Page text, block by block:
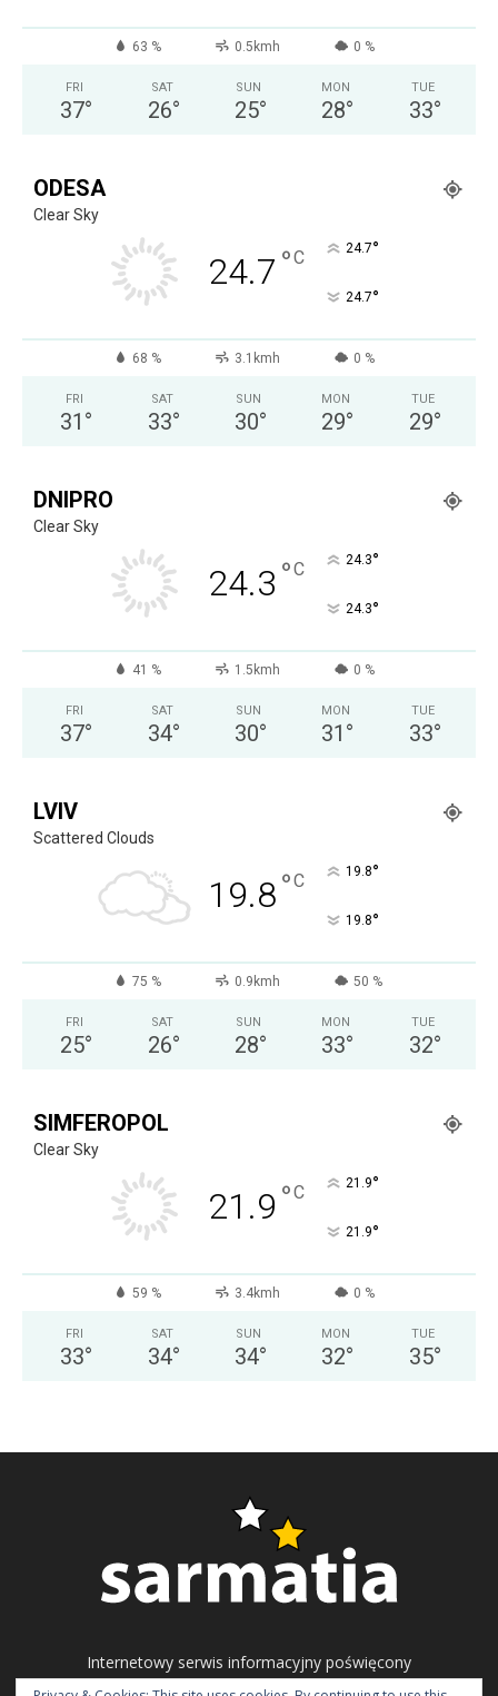
63 % 0.5kmh 0 %
FRI
37°
SAT
26°
SUN
25°
MON
28°
TUE
33°
ODESA
Clear Sky
24.7 °C 24.7°
24.7°
68 % 3.1kmh 0 %
FRI
31 °
SAT
33°
SUN
30°
MON
29°
TUE
29°
DNIPRO
Clear Sky
24.3 °C 24.3°
24.3°
41 % 1.5kmh 0 %
FRI
37°
SAT
34°
SUN
30°
MON
31 °
TUE
33°
LVIV
Scattered Clouds
19.8°C 19.8°
19.8°
75 % 0.9kmh 50 %
FRI
25°
SAT
26°
SUN
28°
MON
33°
TUE
32°
SIMFEROPOL
Clear Sky
21.9 °C 21.9°
21.9°
59 % 3.4kmh 0 %
FRI
33°
SAT
34°
SUN
34°
MON
32°
TUE
35°
Internetowy serwis informacyjny poświęcony
problematyce ukraińskiego społeczeństwa